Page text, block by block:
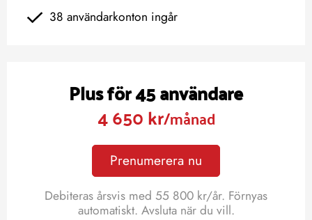
38 användarkonton ingår
Plus för 45 användare
4 650 kr/månad
Prenumerera nu
Debiteras årsvis med 55 800 kr/år. Förnyas
automatiskt. Avsluta när du vill.